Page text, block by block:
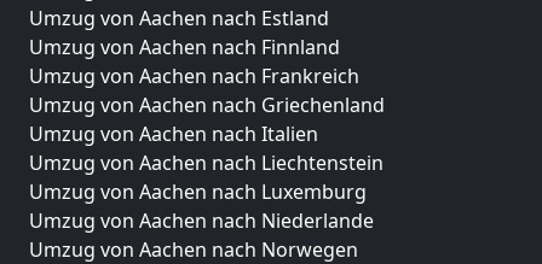
Umzug von Aachen nach Estland
Umzug von Aachen nach Finnland
Umzug von Aachen nach Frankreich
Umzug von Aachen nach Griechenland
Umzug von Aachen nach Italien
Umzug von Aachen nach Liechtenstein
Umzug von Aachen nach Luxemburg
Umzug von Aachen nach Niederlande
Umzug von Aachen nach Norwegen